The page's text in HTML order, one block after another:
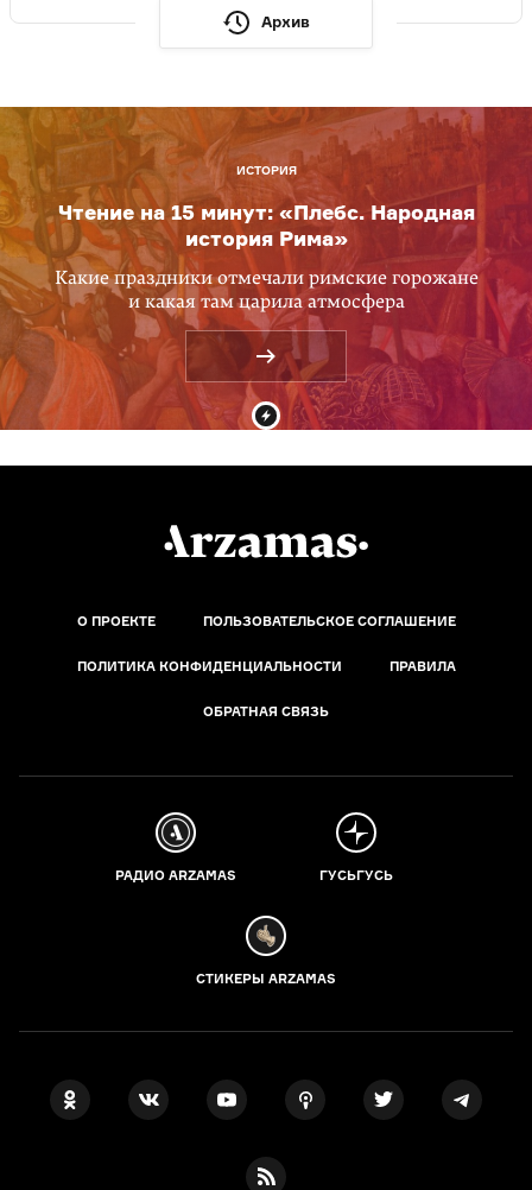
Архив
ИСТОРИЯ
Чтение на 15 минут: «Плебс. Народная
история Рима»
Какие праздники отмечали римские горожане
и какая там царила атмосфера
О ПРОЕКТЕ ПОЛЬЗОВАТЕЛЬСКОЕ СОГЛАШЕНИЕ
ПОЛИТИКА КОНФИДЕНЦИАЛЬНОСТИ ПРАВИЛА
ОБРАТНАЯ СВЯЗЬ
РАДИО ARZAMAS ГУСЬГУСЬ
СТИКЕРЫ ARZAMAS